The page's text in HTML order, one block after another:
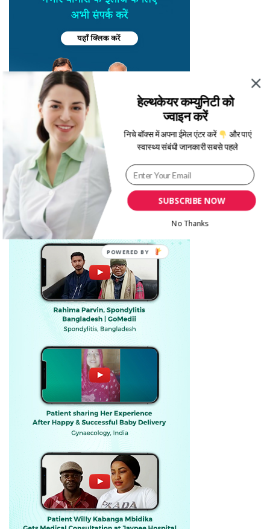
SUBSCRIBE NOW
हेल्थकेयर कम्युनिटी को
ज्वाइन करें
निचे बॉक्स में अपना ईमेल एंटर करें
और पाएं
स्वास्थ्य संबंधी जानकारी सबसे पहले
No Thanks
POWERED